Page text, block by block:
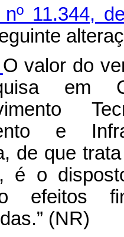
nº 11.344,
O valor do
em
e
de que
, é o
efeitos
(NR)